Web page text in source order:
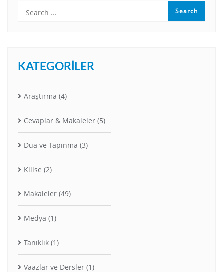
KATEGORILER
Araştırma (4)
Cevaplar & Makaleler (5)
Dua ve Tapınma (3)
Kilise (2)
Makaleler (49)
Medya (1)
Tanıklık (1)
Vaazlar ve Dersler (1)